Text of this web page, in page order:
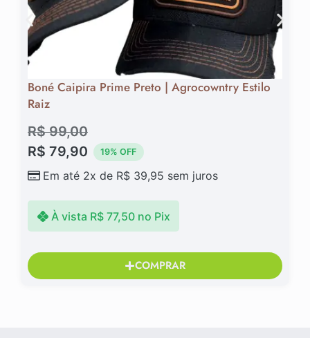
Boné Caipira Prime Preto | Agrocowntry Estilo
Raiz
R$99,00
R$ 79,90 19% OFF
Em até 2x de R$ 39,95 sem juros
À vista R$77,50 no Pix
COMPRAR